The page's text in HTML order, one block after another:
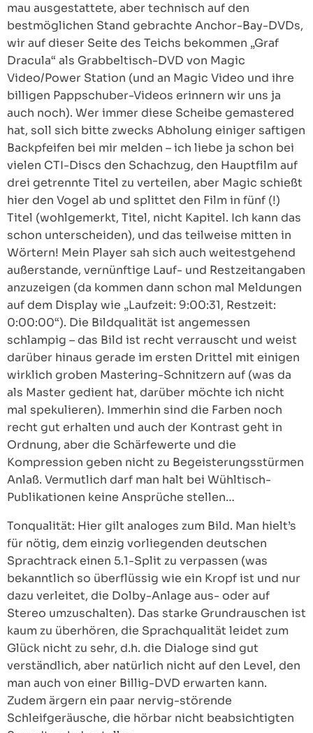
mau ausgestattete, aber technisch auf den
bestmöglichen Stand gebrachte Anchor-Bay-DVDs,
wir auf dieser Seite des Teichs bekommen „Graf
Dracula“ als Grabbeltisch-DVD von Magic
Video/Power Station (und an Magic Video und ihre
billigen Pappschuber-Videos erinnern wir uns ja
auch noch). Wer immer diese Scheibe gemastered
hat, soll sich bitte zwecks Abholung einiger saftigen
Backpfeifen bei mir melden – ich liebe ja schon bei
vielen CTI-Discs den Schachzug, den Hauptfilm auf
drei getrennte Titel zu verteilen, aber Magic schießt
hier den Vogel ab und splittet den Film in fünf (!)
Titel (wohlgemerkt, Titel, nicht Kapitel. Ich kann das
schon unterscheiden), und das teilweise mitten in
Wörtern! Mein Player sah sich auch weitestgehend
außerstande, vernünftige Lauf- und Restzeitangaben
anzuzeigen (da kommen dann schon mal Meldungen
auf dem Display wie „Laufzeit: 9:00:31, Restzeit:
0:00:00“). Die Bildqualität ist angemessen
schlampig – das Bild ist recht verrauscht und weist
darüber hinaus gerade im ersten Drittel mit einigen
wirklich groben Mastering-Schnitzern auf (was da
als Master gedient hat, darüber möchte ich nicht
mal spekulieren). Immerhin sind die Farben noch
recht gut erhalten und auch der Kontrast geht in
Ordnung, aber die Schärfewerte und die
Kompression geben nicht zu Begeisterungsstürmen
Anlaß. Vermutlich darf man halt bei Wühltisch-
Publikationen keine Ansprüche stellen…
Tonqualität: Hier gilt analoges zum Bild. Man hielt’s
für nötig, dem einzig vorliegenden deutschen
Sprachtrack einen 5.1-Split zu verpassen (was
bekanntlich so überflüssig wie ein Kropf ist und nur
dazu verleitet, die Dolby-Anlage aus- oder auf
Stereo umzuschalten). Das starke Grundrauschen ist
kaum zu überhören, die Sprachqualität leidet zum
Glück nicht zu sehr, d.h. die Dialoge sind gut
verständlich, aber natürlich nicht auf den Level, den
man auch von einer Billig-DVD erwarten kann.
Zudem ärgern ein paar nervig-störende
Schleifgeräusche, die hörbar nicht beabsichtigten